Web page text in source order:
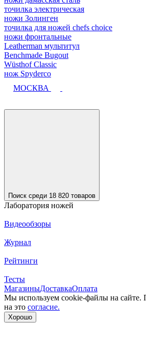
точилка электрическая
ножи Золинген
точилка для ножей chefs choice
ножи фронтальные
Leatherman мультитул
Benchmade Bugout
Wüsthof Classic
нож Spyderco
МОСКВА
Поиск среди 18 820 товаров
Лаборатория ножей
Видеообзоры
Журнал
Рейтинги
Тесты
МагазиныДоставкаОплата
Мы используем cookie-файлы на сайте.
на это согласие.
Хорошо